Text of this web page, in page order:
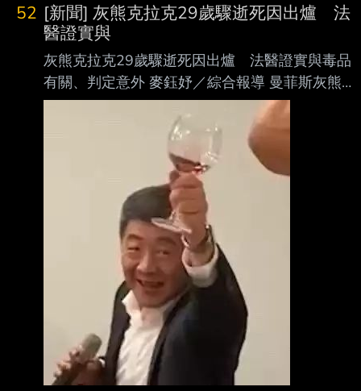
52 [新聞] 灰熊克拉克29歲驟逝死因出爐 法
醫證實與
灰熊克拉克29歲驟逝死因出爐 法醫證實與毒品
有關、判定意外 麥鈺妤／綜合報導 曼菲斯灰熊
前鋒克拉克（Brandon Clarke）今年5月驟逝，
享年29歲，震驚NBA。時隔近3個 月，洛杉磯郡
法醫辦公室公布死因調查結果，確認克拉克死於
海洛因與古柯鹼共同作用， 死亡方式則被判定
為「意外」。 克拉克於5月11日晚間被發現倒臥
在洛杉磯聖費爾南多谷一處住宅的臥室內，當救
護人員 抵達現場時已失去生命跡象，隨後當場
宣告死亡。根據當時美國媒體報導，現場曾發現
毒 品，但警方並未發現涉及他殺的跡象。 克拉
克的驟逝當時震撼N